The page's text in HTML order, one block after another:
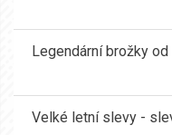
Legendární brožky
Velké letní slevy -